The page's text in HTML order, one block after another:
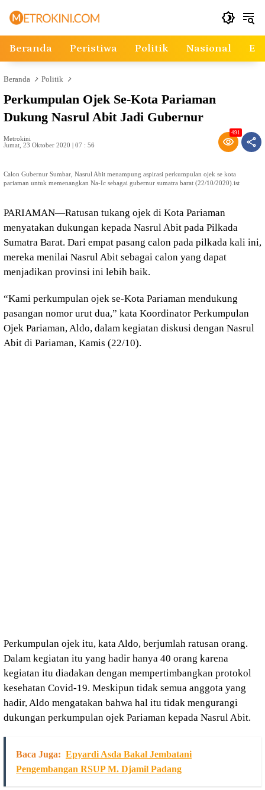
Beranda Peristiwa Politik Nasional
Beranda Politik
Perkumpulan Ojek Se-Kota Pariaman
Dukung Nasrul Abit Jadi Gubernur
Metrokini
Jumat, 23 Oktober 2020 | 07 : 56
491
Calon Gubernur Sumbar, Nasrul Abit menampung aspirasi perkumpulan ojek se kota
pariaman untuk memenangkan Na-Ic sebagai gubernur sumatra barat (22/10/2020).ist
PARIAMAN—Ratusan tukang ojek di Kota Pariaman
menyatakan dukungan kepada Nasrul Abit pada Pilkada
Sumatra Barat. Dari empat pasang calon pada pilkada kali ini,
mereka menilai Nasrul Abit sebagai calon yang dapat
menjadikan provinsi ini lebih baik.
“Kami perkumpulan ojek se-Kota Pariaman mendukung
pasangan nomor urut dua,” kata Koordinator Perkumpulan
Ojek Pariaman, Aldo, dalam kegiatan diskusi dengan Nasrul
Abit di Pariaman, Kamis (22/10).
Perkumpulan ojek itu, kata Aldo, berjumlah ratusan orang.
Dalam kegiatan itu yang hadir hanya 40 orang karena
kegiatan itu diadakan dengan mempertimbangkan protokol
kesehatan Covid-19. Meskipun tidak semua anggota yang
hadir, Aldo mengatakan bahwa hal itu tidak mengurangi
dukungan perkumpulan ojek Pariaman kepada Nasrul Abit.
Baca Juga: Epyardi Asda Bakal Jembatani
Pengembangan RSUP M. Djamil Padang